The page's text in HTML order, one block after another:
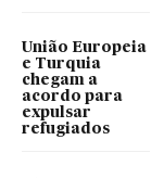
União Europeia
e Turquia
chegam a
acordo para
expulsar
refugiados